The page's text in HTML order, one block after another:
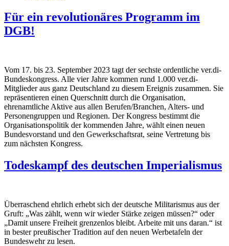
Für ein revolutionäres Programm im
DGB!
Vom 17. bis 23. September 2023 tagt der sechste ordentliche ver.di-
Bundeskongress. Alle vier Jahre kommen rund 1.000 ver.di-
Mitglieder aus ganz Deutschland zu diesem Ereignis zusammen. Sie
repräsentieren einen Querschnitt durch die Organisation,
ehrenamtliche Aktive aus allen Berufen/Branchen, Alters- und
Personengruppen und Regionen. Der Kongress bestimmt die
Organisationspolitik der kommenden Jahre, wählt einen neuen
Bundesvorstand und den Gewerkschaftsrat, seine Vertretung bis
zum nächsten Kongress.
Todeskampf des deutschen Imperialismus
Überraschend ehrlich erhebt sich der deutsche Militarismus aus der
Gruft: „Was zählt, wenn wir wieder Stärke zeigen müssen?“ oder
„Damit unsere Freiheit grenzenlos bleibt. Arbeite mit uns daran.“ ist
in bester preußischer Tradition auf den neuen Werbetafeln der
Bundeswehr zu lesen.